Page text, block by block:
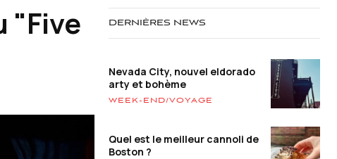
"Five
DERNIÈRES NEWS
Nevada City, nouvel eldorado
arty et bohème
WEEK-END/VOYAGE
Quel est le meilleur cannoli de
Boston ?